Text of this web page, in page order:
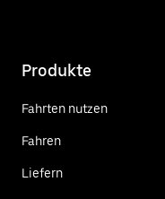
Produkte
Fahrten nutzen
Fahren
Liefern